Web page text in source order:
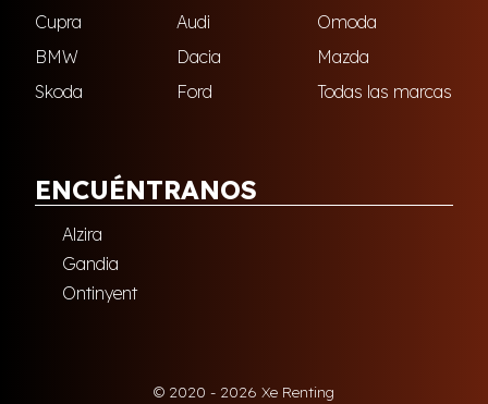
Cupra
Audi
Omoda
BMW
Dacia
Mazda
Skoda
Ford Todas las marcas
ENCUÉNTRANOS
Alzira
Gandia
Ontinyent
© 2020 - 2026 Xe Renting